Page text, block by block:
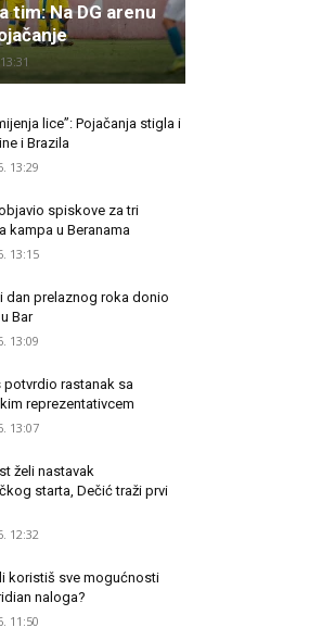
tim: Na DG arenu
lice”: Pojačanja stigla i
i Brazila
13:29
spiskove za tri
kampa u Beranama
13:15
dan prelaznog roka donio
Bar
13:09
potvrdio rastanak sa
reprezentativcem
13:07
želi nastavak
starta, Dečić traži prvi
12:32
koristiš sve mogućnosti
naloga?
11:50